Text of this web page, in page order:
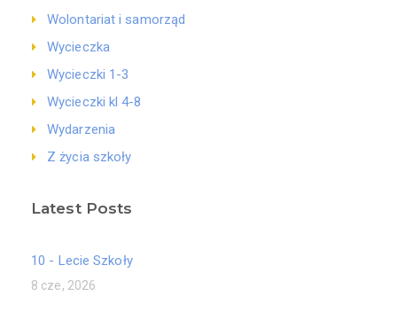
Wolontariat i samorząd
Wycieczka
Wycieczki 1-3
Wycieczki kl 4-8
Wydarzenia
Z życia szkoły
Latest Posts
10 - Lecie Szkoły
8 cze, 2026